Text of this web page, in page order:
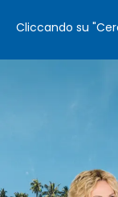
Cliccando su